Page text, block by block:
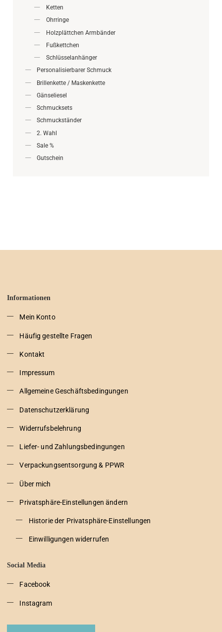
Ketten
Ohrringe
Holzplättchen Armbänder
Fußkettchen
Schlüsselanhänger
Personalisierbarer Schmuck
Brillenkette / Maskenkette
Gänseliesel
Schmucksets
Schmuckständer
2. Wahl
Sale %
Gutschein
Informationen
Mein Konto
Häufig gestellte Fragen
Kontakt
Impressum
Allgemeine Geschäftsbedingungen
Datenschutzerklärung
Widerrufsbelehrung
Liefer- und Zahlungsbedingungen
Verpackungsentsorgung & PPWR
Über mich
Privatsphäre-Einstellungen ändern
Historie der Privatsphäre-Einstellungen
Einwilligungen widerrufen
Social Media
Facebook
Instagram